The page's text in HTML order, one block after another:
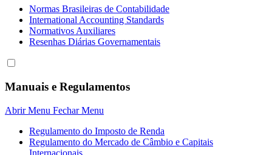
Normas Brasileiras de Contabilidade
International Accounting Standards
Normativos Auxiliares
Resenhas Diárias Governamentais
Manuais e Regulamentos
Abrir Menu Fechar Menu
Regulamento do Imposto de Renda
Regulamento do Mercado de Câmbio e Capitais